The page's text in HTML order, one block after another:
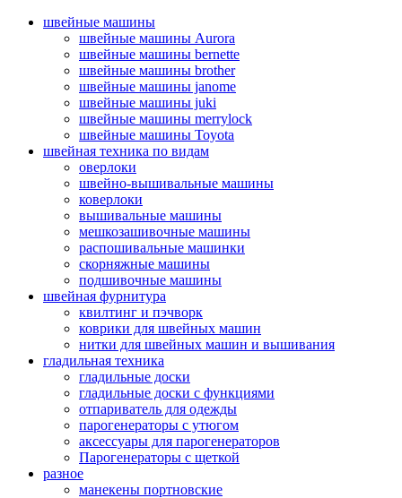
швейные машины
швейные машины Aurora
швейные машины bernette
швейные машины brother
швейные машины janome
швейные машины juki
швейные машины merrylock
швейные машины Toyota
швейная техника по видам
оверлоки
швейно-вышивальные машины
коверлоки
вышивальные машины
мешкозашивочные машины
распошивальные машинки
скорняжные машины
подшивочные машины
швейная фурнитура
квилтинг и пэчворк
коврики для швейных машин
нитки для швейных машин и вышивания
гладильная техника
гладильные доски
гладильные доски с функциями
отпариватель для одежды
парогенераторы с утюгом
аксессуары для парогенераторов
Парогенераторы с щеткой
разное
манекены портновские